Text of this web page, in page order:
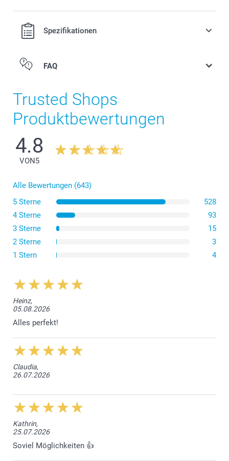
Spezifikationen
FAQ
benötigen, entscheiden Sie sich für den Küchen-
Kalender, der 14 cm breit und 30 cm hoch ist. Hierbei
Option.
Wenn Sie ein Standardformat bevorzugen, entscheiden
Für einen grossen Wandkalender wählen Sie den
Wandkalender A3, der im Hoch- oder Querformat
erhältlich ist, oder den ""Klappkalender"", der an der
Wand aufgehängt einem A2-Wandkalender entspricht.
Dies ist der grösste unserer Wandkalender, mit einer
Breite von 29,7 cm und einer Höhe von 42 cm!
Der quadratische Wandkalender mit den Massen 29cm
x 29cm ist auch wegen seiner eleganten Proportionen
und seines modernen Designs sehr beliebt.
Trusted Shops
Produktbewertungen
4.8
VON5
Alle Bewertungen (643)
5 Sterne
528
4 Sterne
93
3 Sterne
15
2 Sterne
3
1 Stern
4
Heinz,
05.08.2026
Alles perfekt!
Claudia,
26.07.2026
Kathrin,
25.07.2026
Soviel Möglichkeiten 👍